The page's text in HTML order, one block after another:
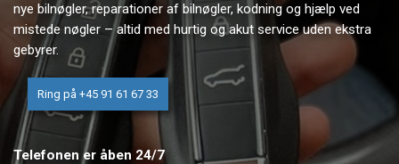
nye bilnøgler, reparationer af bilnøgler, kodning og hjælp ved
mistede nøgler – altid med hurtig og akut service uden ekstra
gebyrer.
Ring på +45 91 61 67 33
Telefonen er åben 24/7